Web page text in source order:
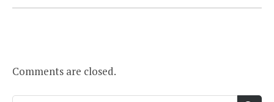
Comments are closed.